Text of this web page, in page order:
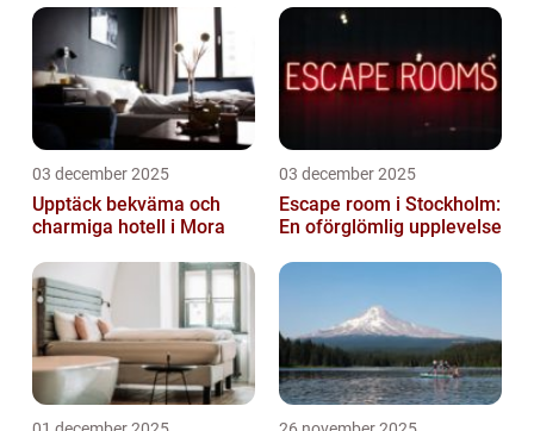
03 december 2025
Upptäck bekväma och
charmiga hotell i Mora
03 december 2025
Escape room i Stockholm:
En oförglömlig upplevelse